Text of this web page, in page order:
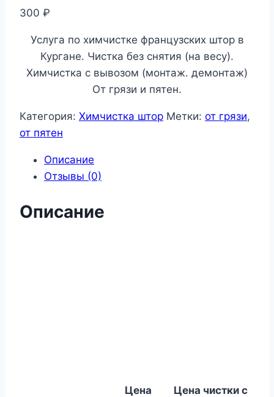
300 ₽
Услуга по химчистке французских штор в
Кургане. Чистка без снятия (на весу).
Химчистка с вывозом (монтаж. демонтаж)
От грязи и пятен.
Категория: Химчистка штор Метки: от грязи,
от пятен
Описание
Отзывы (0)
Описание
Цена
Цена чистки с